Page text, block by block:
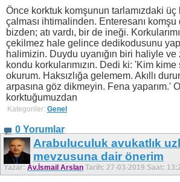
Önce korktuk komşunun tarlamızdaki üç
çalması ihtimalinden. Enteresanı
bizden; atı vardı, bir de ineği.
çekilmez hale gelince dedikodusunu
halimizin. Duydu uyanığın biri haliyle ve
kondu korkularımızın. Dedi ki: 'Kim kime
okurum. Haksızlığa gelemem. Akıllı
arpasına göz dikmeyin. Fena yaparım.'
korktuğumuzdan
Kategoriler: Genel
0 Yorumlar
Arabuluculuk avukatlık
mevzusuna dair önerim
Yazar: Av.İsmail Arslan Tarih: 27-03-2019 Saat: